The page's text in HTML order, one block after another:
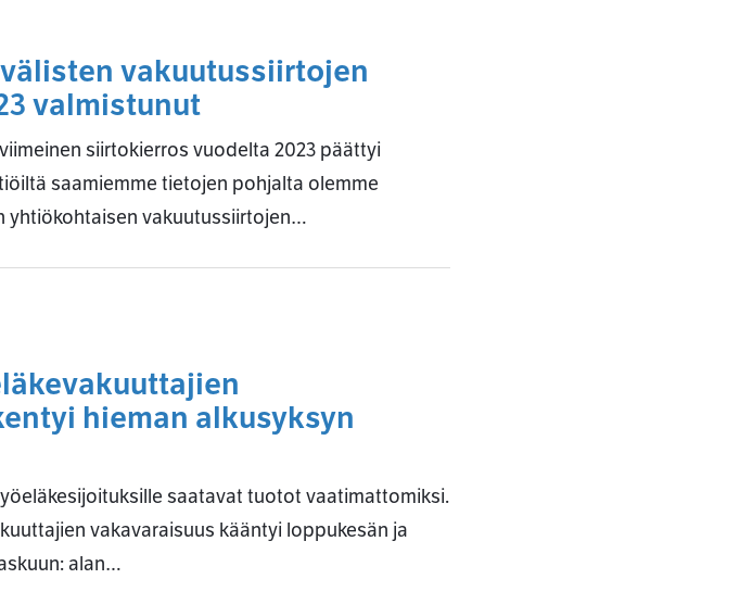
vakuutussiirtojen
valmistunut
siirtokierros vuodelta 2023 päättyi
saamiemme tietojen pohjalta olemme
yhtiökohtaisen vakuutussiirtojen…
hieman alkusyksyn
saatavat tuotot vaatimattomiksi.
vakavaraisuus kääntyi loppukesän ja
alan…